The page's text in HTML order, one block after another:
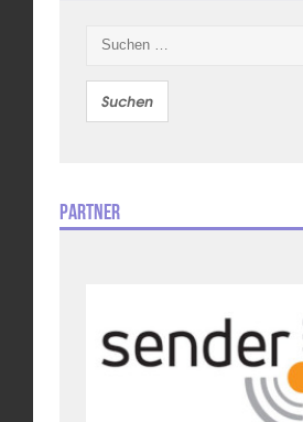
nach:
Partner